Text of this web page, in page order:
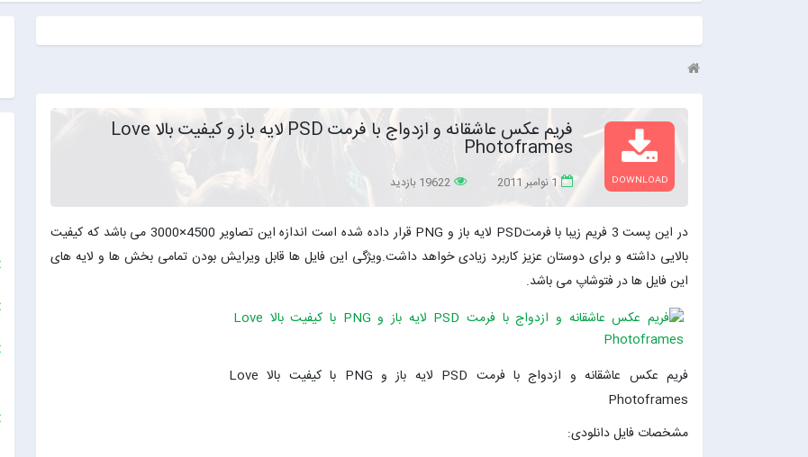
DOWNLOAD
فریم عکس عاشقانه و ازدواج با فرمت PSD لایه باز و کیفیت بالا Love
Photoframes
در این پست 3 فریم زیبا با فرمتPSD لایه باز و PNG قرار داده شده است اندازه این تصاویر 4500×3000 می باشد که کیفیت
بالایی داشته و برای دوستان عزیز کاربرد زیادی خواهد داشت.ویژگی این فایل ها قابل ویرایش بودن تمامی بخش ها و لایه های
این فایل ها در فتوشاپ می باشد.
فریم عکس عاشقانه و ازدواج با فرمت PSD لایه باز و PNG با کیفیت بالا Love
Photoframes
مشخصات فایل دانلودی: